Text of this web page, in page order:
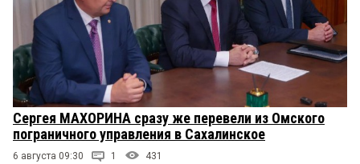
Сергея МАХОРИНА сразу же перевели из Омского
пограничного управления в Сахалинское
6 августа 09:30 1 431